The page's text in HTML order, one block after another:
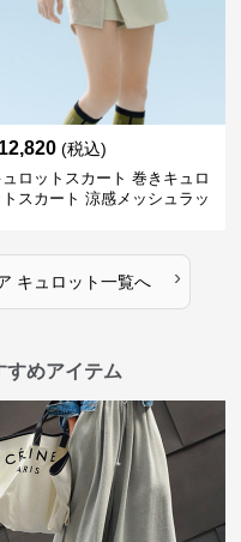
(税込)
ュロットスカート 巻きキュロ
トスカート 涼感メッシュラッ
キュロット一覧へ ›
すめアイテム